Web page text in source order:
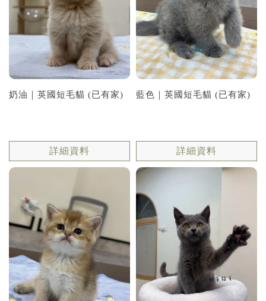
奶油｜英國短毛貓 (已有家)
詳細資料
藍色｜英國短毛貓 (已有家)
詳細資料